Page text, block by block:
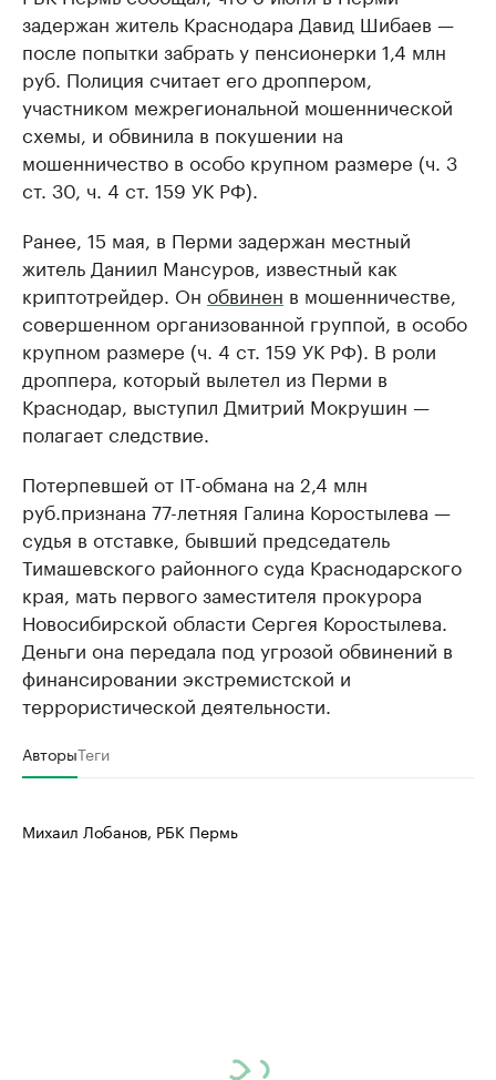
Крупнейшие производители и
продавцы медийной продукции
Ознакомьтесь с информацией в каталоге
Страховые
задержан житель Краснодара Давид Шибаев —
после попытки забрать у пенсионерки 1,4 млн
руб. Полиция считает его дроппером,
участником межрегиональной мошеннической
схемы, и обвинила в покушении на
мошенничество в особо крупном размере (ч. 3
ст. 30, ч. 4 ст. 159 УК РФ).
Ранее, 15 мая, в Перми задержан местный
житель Даниил Мансуров, известный как
криптотрейдер. Он обвинен в мошенничестве,
совершенном организованной группой, в особо
крупном размере (ч. 4 ст. 159 УК РФ). В роли
дроппера, который вылетел из Перми в
Краснодар, выступил Дмитрий Мокрушин —
полагает следствие.
Потерпевшей от IT-обмана на 2,4 млн
руб.признана 77-летняя Галина Коростылева —
судья в отставке, бывший председатель
Тимашевского районного суда Краснодарского
края, мать первого заместителя прокурора
Новосибирской области Сергея Коростылева.
Деньги она передала под угрозой обвинений в
финансировании экстремистской и
террористической деятельности.
АвторыТеги
Михаил Лобанов, РБК Пермь